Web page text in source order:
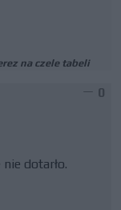
na czele tabeli
0
dotarło.